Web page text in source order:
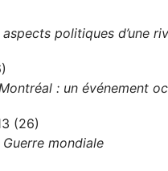
politiques d’une
: un événement
(26)
mondiale